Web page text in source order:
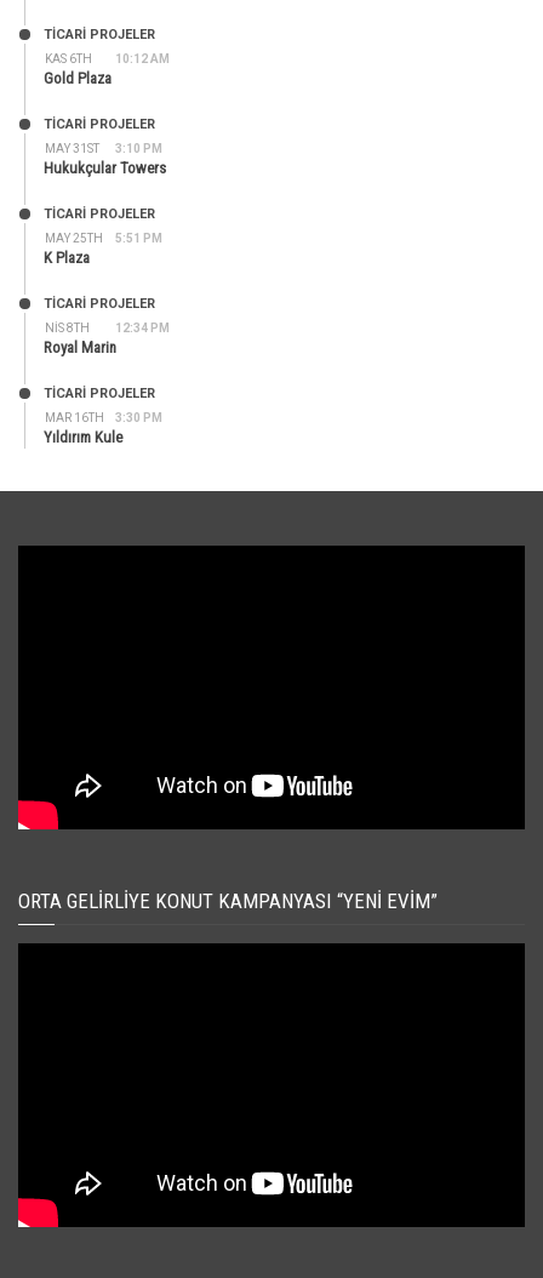
KAS 6TH 10:12 AM
TİCARİ PROJELER
Gold Plaza
MAY 31ST 3:10 PM
TİCARİ PROJELER
Hukukçular Towers
MAY 25TH 5:51 PM
TİCARİ PROJELER
K Plaza
NIS 8TH 12:34 PM
TİCARİ PROJELER
Royal Marin
MAR 16TH 3:30 PM
TİCARİ PROJELER
Yıldırım Kule
ORTA GELIRLIYE KONUT KAMPANYASI “YENI EVIM”